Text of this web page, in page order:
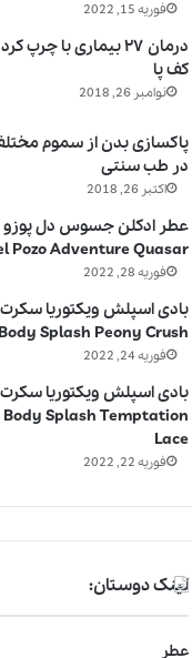
فوریه 15, 2022
درمان ۲۷ بیماری با چرپ
کف پا
نوامبر 26, 2018
پاکسازی بدن از سموم
در طب سنتی
اکتبر 26, 2018
Pozo Adventure Quasar
فوریه 28, 2022
بادی اسپلش ویکتوریا
Splash Peony Crush
فوریه 24, 2022
بادی اسپلش ویکتوریا
Body Splash Temptation
Lace
فوریه 22, 2022
لینک دوستان:
عطر